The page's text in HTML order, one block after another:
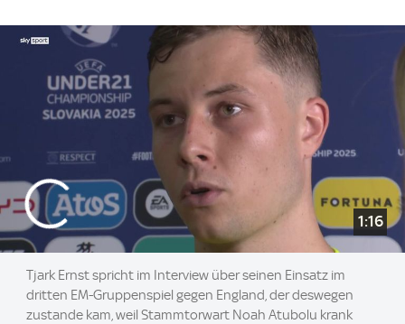
1:16
Tjark Ernst spricht im Interview über seinen Einsatz im
dritten EM-Gruppenspiel gegen England, der deswegen
zustande kam, weil Stammtorwart Noah Atubolu krank